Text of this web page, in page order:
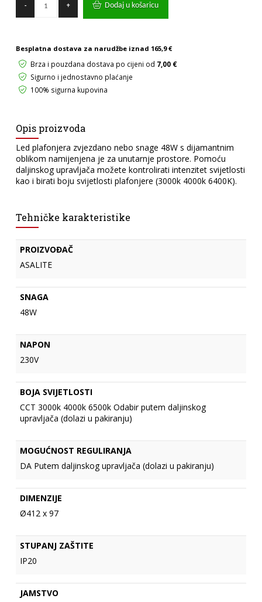
-
PLAFONJERA
ZVJEZDANO
UZORAK
6500K
količina
+ Dodaj u košaricu
Besplatna dostava za narudžbe iznad 165,9 €
Brza i pouzdana dostava po cijeni od 7,00 €
Sigurno i jednostavno plaćanje
100% sigurna kupovina
Opis proizvoda
Led plafonjera zvjezdano nebo snage 48W s dijamantnim
oblikom namijenjena je za unutarnje prostore. Pomoću
daljinskog upravljača možete kontrolirati intenzitet svijetlosti
kao i birati boju svijetlosti plafonjere (3000k 4000k 6400K).
Tehničke karakteristike
PROIZVOĐAČ
ASALITE
SNAGA
48W
NAPON
230V
BOJA SVIJETLOSTI
CCT 3000k 4000k 6500k Odabir putem daljinskog
upravljača (dolazi u pakiranju)
MOGUĆNOST REGULIRANJA
DA Putem daljinskog upravljača (dolazi u pakiranju)
DIMENZIJE
Ø412 x 97
STUPANJ ZAŠTITE
IP20
JAMSTVO